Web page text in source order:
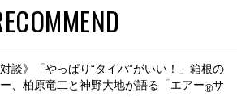
対談》「やっぱり“タイパ”がいい！」箱根の
、柏原竜二と神野大地が語る「エアー®サ